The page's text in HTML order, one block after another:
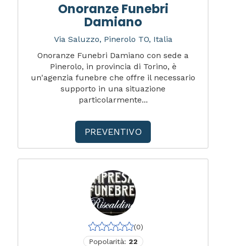
Onoranze Funebri
Damiano
Via Saluzzo, Pinerolo TO, Italia
Onoranze Funebri Damiano con sede a
Pinerolo, in provincia di Torino, è
un'agenzia funebre che offre il necessario
supporto in una situazione
particolarmente...
PREVENTIVO
(0)
Popolarità: 22